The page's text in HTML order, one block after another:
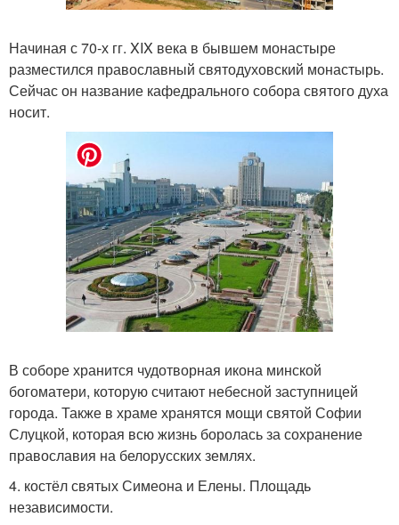
Начиная с 70-х гг. XIX века в бывшем монастыре
разместился православный святодуховский монастырь.
Сейчас он название кафедрального собора святого духа
носит.
В соборе хранится чудотворная икона минской
богоматери, которую считают небесной заступницей
города. Также в храме хранятся мощи святой Софии
Слуцкой, которая всю жизнь боролась за сохранение
православия на белорусских землях.
4. костёл святых Симеона и Елены. Площадь
независимости.